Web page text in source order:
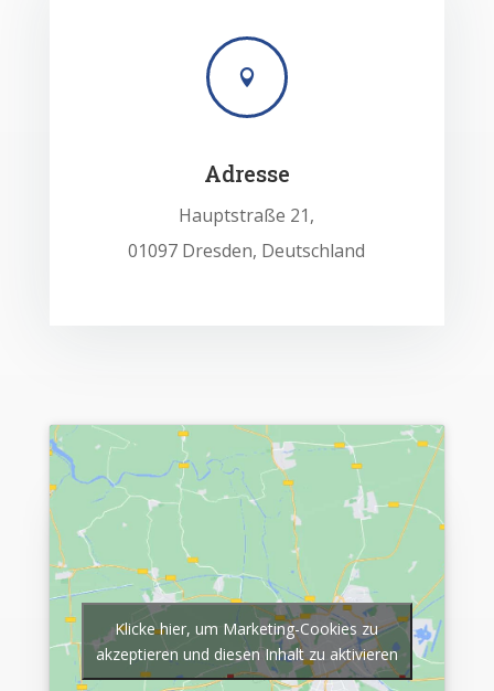

Adresse
Hauptstraße 21,
01097 Dresden, Deutschland
Klicke hier, um Marketing-Cookies zu
akzeptieren und diesen Inhalt zu aktivieren